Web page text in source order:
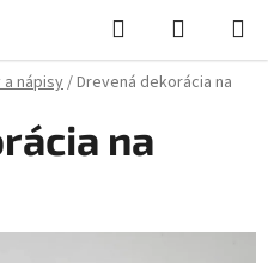
Hľadať
KOŠÍK
nápisy/Drevená dekorácia na
na